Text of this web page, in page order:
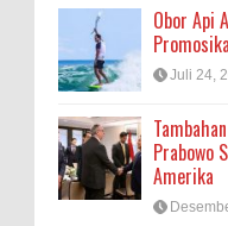
Obor Api
Juli 24,
Prabowo
Amerika